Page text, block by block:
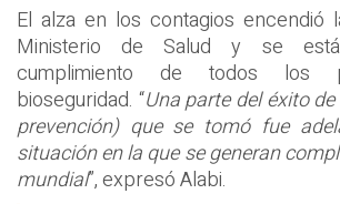
El alza en los contagios encendió
Ministerio de Salud y se
cumplimiento de todos los
bioseguridad. “Una parte del éxito
prevención) que se tomó fue
situación en la que se generan
mundial”, expresó Alabi.